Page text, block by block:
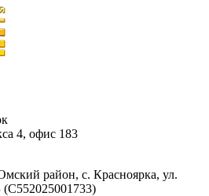
4, офис 183
район, с. Красноярка, ул.